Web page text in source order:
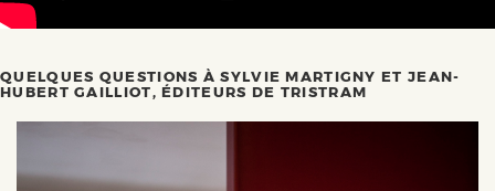
QUELQUES QUESTIONS À SYLVIE MARTIGNY ET JEAN-
HUBERT GAILLIOT, ÉDITEURS DE TRISTRAM